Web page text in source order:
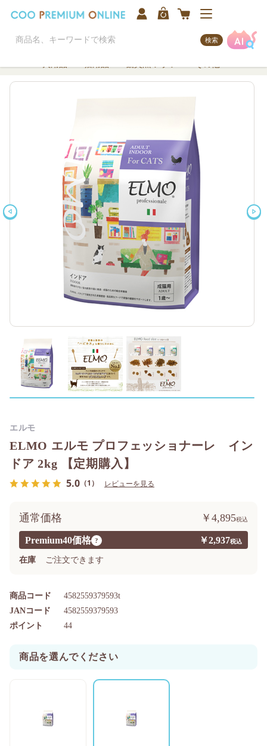
検索
ELMO エルモ プロフェッショナーレ イン
ドア 2kg 【定期購入】
5.0 （1） レビューを見る
Premium40価格 ? ￥2,937
通常価格 ￥4,895
在庫 ご注文できます
商品コード 4582559379593t
ポイント 44
JANコード 4582559379593
商品を選んでください
エルモ